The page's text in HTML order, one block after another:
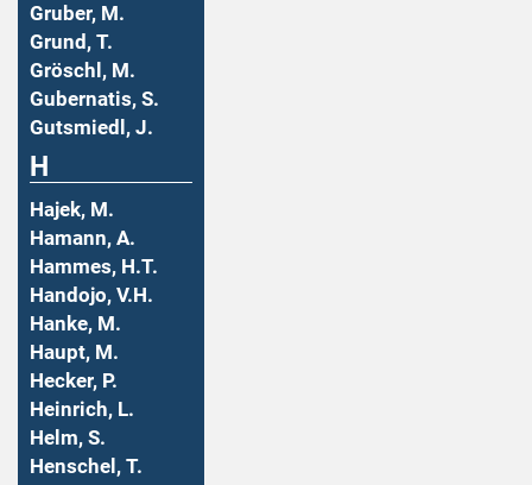
Gruber, M.
Grund, T.
Gröschl, M.
Gubernatis, S.
Gutsmiedl, J.
H
Hajek, M.
Hamann, A.
Hammes, H.T.
Handojo, V.H.
Hanke, M.
Haupt, M.
Hecker, P.
Heinrich, L.
Helm, S.
Henschel, T.